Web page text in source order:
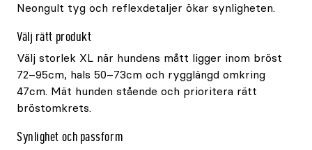
Neongult tyg och reflexdetaljer ökar synligheten.
Välj rätt produkt
Välj storlek XL när hundens mått ligger inom bröst
72–95cm, hals 50–73cm och rygglängd omkring
47cm. Mät hunden stående och prioritera rätt
bröstomkrets.
Synlighet och passform